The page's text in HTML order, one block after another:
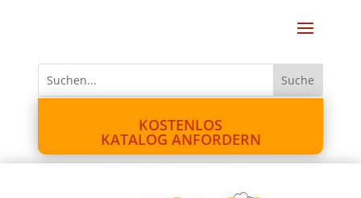
KOSTENLOS
KATALOG ANFORDERN